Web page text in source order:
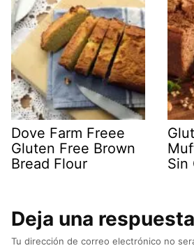
Dove Farm Freee
Gluten Free Brown
Bread Flour
Sin
Deja una respuesta
Tu dirección de correo electrónico no